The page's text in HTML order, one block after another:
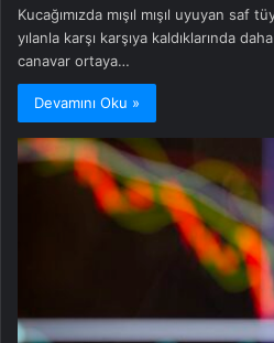
Kucağımızda mışıl mışıl uyuyan saf
yılanla karşı karşıya kaldıklarında
canavar ortaya…
Devamını Oku »